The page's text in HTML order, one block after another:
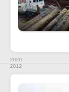
2020
2012